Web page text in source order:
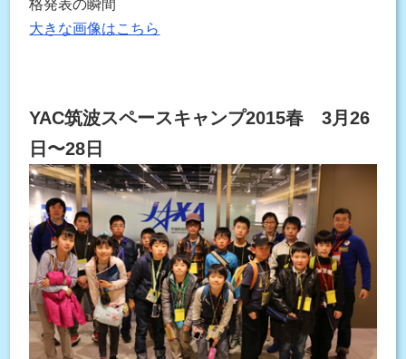
格発表の瞬間
大きな画像はこちら
YAC筑波スペースキャンプ2015春 3月26
日〜28日